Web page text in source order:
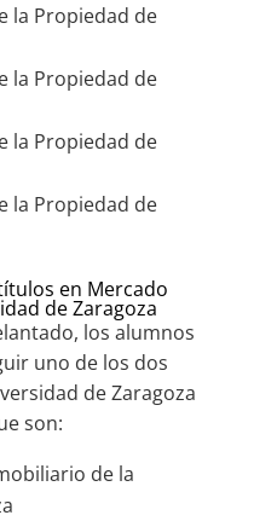
la Propiedad de
la Propiedad de
la Propiedad de
la Propiedad de
en Mercado
de Zaragoza
los alumnos
uno de los dos
de Zaragoza
son:
de la